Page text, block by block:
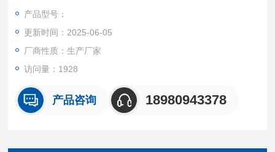
产品型号：
更新时间：2025-06-05
厂商性质：生产厂家
访问量：1928
产品咨询 18980943378